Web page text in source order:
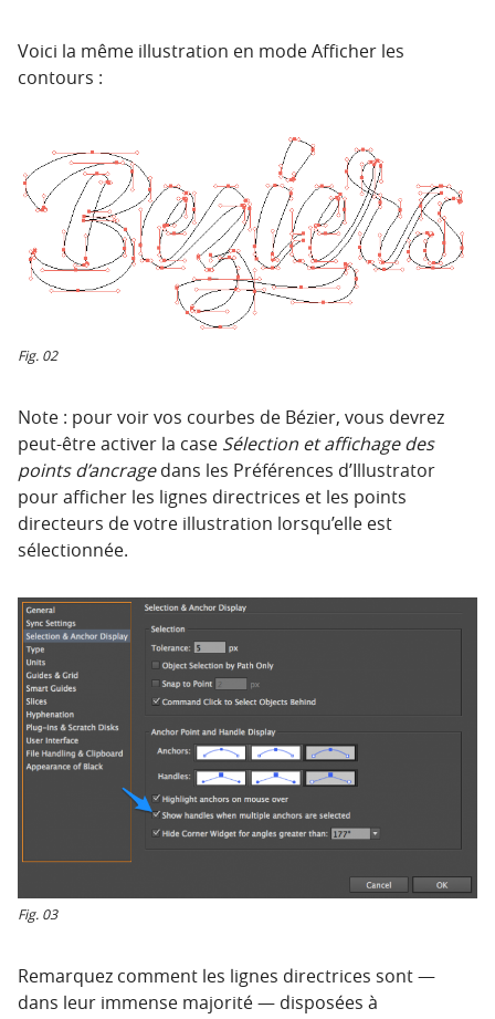
Voici la même illustration en mode Afficher les
contours :
Fig. 02
Note : pour voir vos courbes de Bézier, vous devrez
peut-être activer la case Sélection et affichage des
points d’ancragedans les Préférences d’Illustrator
pour afficher les lignes directrices et les points
directeurs de votre illustration lorsqu’elle est
sélectionnée.
Fig. 03
Remarquez comment les lignes directrices sont —
dans leur immense majorité — disposées à